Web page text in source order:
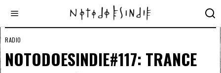
RADIO
NOTODOESINDIE#117: TRANCE